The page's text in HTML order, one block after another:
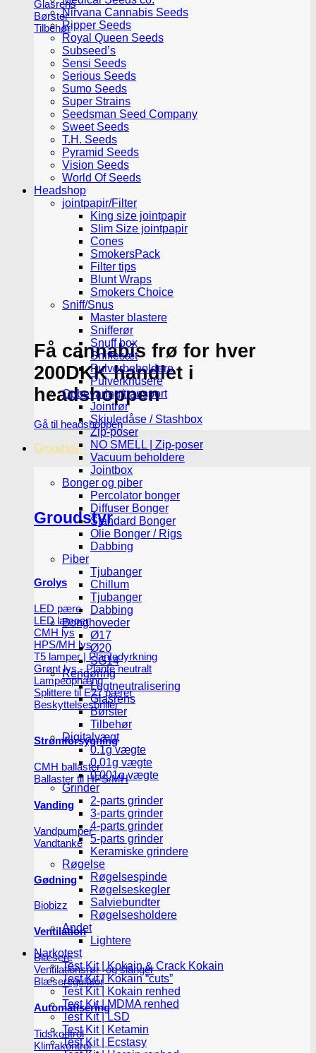
Glasrens
Børster
Tilbehør
Få cannabis frø for hver
200DKK handlet i
headshoppen
Gå til headshoppen
Groudstyr
Groudstyr
Grolys
LED pære
LED lamper
CMH lys
HPS/MH lys
T5 lamper | Plantedyrkning
Grønt lys - Plante neutralt
Lampeophæng
Splittere til E27 pærer
Beskyttelsesbriller
Strømforsygning
CMH ballaster
Ballaster til HPS/MH
Vanding
Vandpumper
Vandtanke
Gødning
Biobizz
Ventilation
Blæsere
Ventilationsrør -og slanger
Blæseregulator
Automatisering
Tidskontrol
Klimakontrol
Nirvana Cannabis Seeds
Ripper Seeds
Royal Queen Seeds
Subseed’s
Sensi Seeds
Serious Seeds
Sumo Seeds
Super Strains
Seedsman Seed Company
Sweet Seeds
T.H. Seeds
Pyramid Seeds
Vision Seeds
World Of Seeds
Headshop
jointpapir/Filter
King size jointpapir
Slim Size jointpapir
Cones
SmokersPack
Filter tips
Blunt Wraps
Smokers Choice
Sniff/Snus
Master blastere
Snifferør
Snuff box
Sniffesæt
Pulverbeholdere
Pulverknusere
Opbevaring/transport
Jointrør
Skjuledåse / Stashbox
Zip-poser
NO SMELL | Zip-poser
Vacuum beholdere
Jointbox
Bonger og piber
Percolator bonger
Diffuser Bonger
Standard Bonger
Olie Bonger / Rigs
Dabbing
Piber
Tjubanger
Chillum
Tjubanger
Dabbing
Bonghoveder
Ø17
Ø20
SG14
Rengøring
Lugtneutralisering
Glasrens
Børster
Tilbehør
Digitalvægt
0.1g vægte
0.01g vægte
0.001g vægte
Grinder
2-parts grinder
3-parts grinder
4-parts grinder
5-parts grinder
Keramiske grindere
Røgelse
Røgelsespinde
Røgelseskegler
Salviebundter
Røgelsesholdere
Andet
Lightere
Narkotest
Test Kit | Kokain & Crack Kokain
Test Kit | Kokain “cuts”
Test Kit | Kokain renhed
Test Kit | MDMA renhed
Test Kit | LSD
Test Kit | Ketamin
Test Kit | Ecstasy